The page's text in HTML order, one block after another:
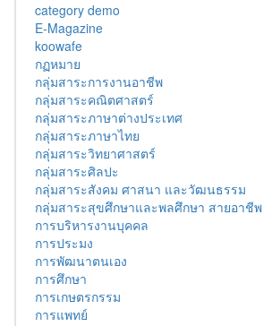
category demo
E-Magazine
koowafe
กฏหมาย
กลุ่มสาระการงานอาชีพ
กลุ่มสาระคณิตศาสตร์
กลุ่มสาระภาษาต่างประเทศ
กลุ่มสาระภาษาไทย
กลุ่มสาระวิทยาศาสตร์
กลุ่มสาระศิลปะ
กลุ่มสาระสังคม ศาสนา และวัฒนธรรม
กลุ่มสาระสุขศึกษาและพลศึกษา สายอาชีพ
การบริหารงานบุคคล
การประมง
การพัฒนาตนเอง
การศึกษา
การเกษตรกรรม
การแพทย์